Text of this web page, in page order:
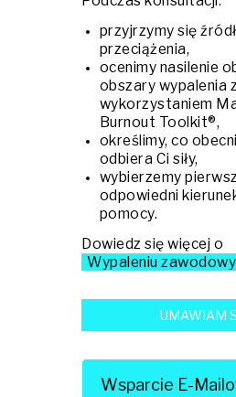
przyjrzymy się
przeciążenia,
ocenimy nasilenie
obszary wypalenia z
wykorzystaniem
Burnout Toolkit®,
określimy, co
odbiera Ci siły,
wybierzemy
odpowiedni
pomocy.
Dowiedz się więcej o
Wypaleniu
UMAWIAM
Wsparcie E-